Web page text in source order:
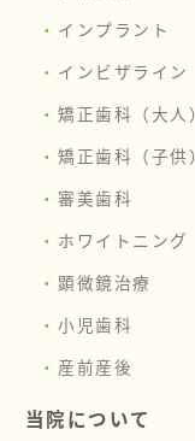
インプラント
インビザライン
矯正歯科（大人）
矯正歯科（子供）
審美歯科
ホワイトニング
顕微鏡治療
小児歯科
産前産後
当院について